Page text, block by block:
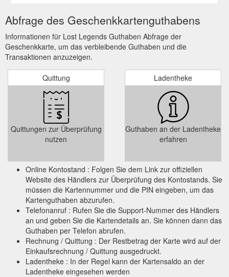
Abfrage des Geschenkkartenguthabens
Informationen für Lost Legends Guthaben Abfrage der
Geschenkkarte, um das verbleibende Guthaben und die
Transaktionen anzuzeigen.
Quittung
Quittungen zur Überprüfung
nutzen
Ladentheke
Guthaben an der Ladentheke
erfahren
Online Kontostand : Folgen Sie dem Link zur offiziellen
Website des Händlers zur Überprüfung des Kontostands. Sie
müssen die Kartennummer und die PIN eingeben, um das
Kartenguthaben abzurufen.
Telefonanruf : Rufen Sie die Support-Nummer des Händlers
an und geben Sie die Kartendetails an. Sie können dann das
Guthaben per Telefon abrufen.
Rechnung / Quittung : Der Restbetrag der Karte wird auf der
Einkaufsrechnung / Quittung ausgedruckt.
Ladentheke : In der Regel kann der Kartensaldo an der
Ladentheke eingesehen werden